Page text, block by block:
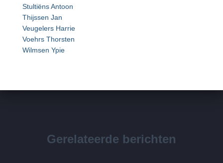
Stultiëns Antoon
Thijssen Jan
Veugelers Harrie
Voehrs Thorsten
Wilmsen Ypie
Gerelateerde berichten